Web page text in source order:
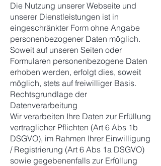
Die Nutzung unserer Webseite und
unserer Dienstleistungen ist in
eingeschränkter Form ohne Angabe
personenbezogener Daten möglich.
Soweit auf unseren Seiten oder
Formularen personenbezogene Daten
erhoben werden, erfolgt dies, soweit
möglich, stets auf freiwilliger Basis.
Rechtsgrundlage der
Datenverarbeitung
Wir verarbeiten Ihre Daten zur Erfüllung
vertraglicher Pflichten (Art 6 Abs 1b
DSGVO), im Rahmen Ihrer Einwilligung
/ Registrierung (Art 6 Abs 1a DSGVO)
sowie gegebenenfalls zur Erfüllung